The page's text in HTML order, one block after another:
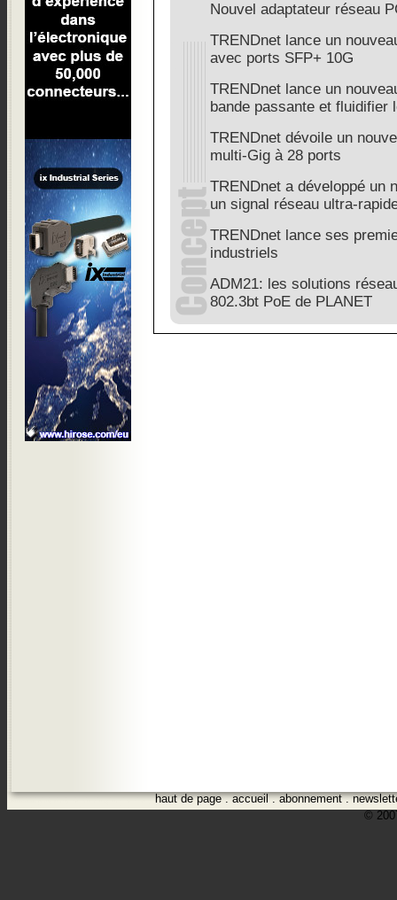
Nouvel adaptateur réseau
TRENDnet lance un
avec ports SFP+ 10G
TRENDnet lance un
bande passante et fluidifier
TRENDnet dévoile un
multi-Gig à 28 ports
TRENDnet a développé un
un signal réseau ultra-
TRENDnet lance ses
industriels
ADM21: les solutions
802.3bt PoE de PLANET
haut de page.accueil.abonnement.
©